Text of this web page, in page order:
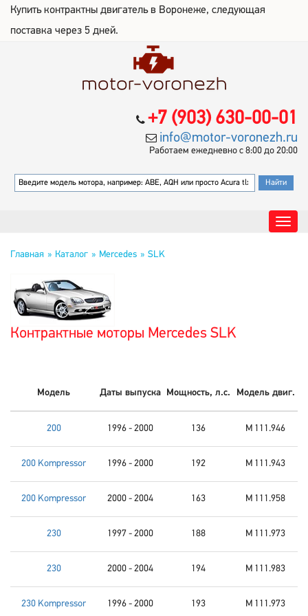
Купить контрактны двигатель в Воронеже, следующая
поставка через 5 дней.
+7 (903) 630-00-01
info@motor-voronezh.ru
Работаем ежедневно с 8:00 до 20:00
Главная Каталог Mercedes SLK
Контрактные моторы Mercedes SLK
Модель Даты выпуска Мощность, л.с. Модель двиг.
200 1996 - 2000 136 M 111.946
200 Kompressor 1996 - 2000 192 M 111.943
200 Kompressor 2000 - 2004 163 M 111.958
230 1997 - 2000 188 M 111.973
230 2000 - 2004 194 M 111.983
230 Kompressor 1996 - 2000 193 M 111.973